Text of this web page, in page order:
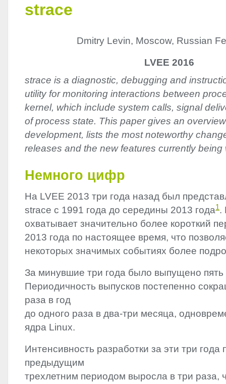
strace
Dmitry Levin, Moscow, Russian
LVEE 2016
strace is a diagnostic, debugging and
utility for monitoring interactions between
kernel, which include system calls, signal
of process state. This paper gives an
development, lists the most noteworthy
releases and the new features currently being
Немного цифр
На LVEE 2013 три года назад был
strace с 1991 года до середины 2013 года1.
охватывает значительно более короткий
2013 года по настоящее время, что
некоторых значимых событиях более
За минувшие три года было выпущено пять
Периодичность выпусков постепенно
раза в год
до одного раза в два-три месяца,
ядра Linux.
Интенсивность разработки за эти три года
предыдущим
трехлетним периодом выросла в три раза,